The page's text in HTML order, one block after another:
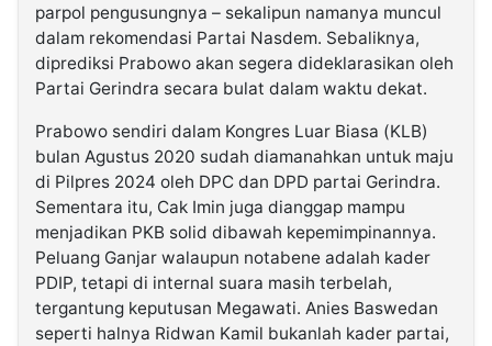
parpol pengusungnya – sekalipun namanya muncul
dalam rekomendasi Partai Nasdem. Sebaliknya,
diprediksi Prabowo akan segera dideklarasikan oleh
Partai Gerindra secara bulat dalam waktu dekat.
Prabowo sendiri dalam Kongres Luar Biasa (KLB)
bulan Agustus 2020 sudah diamanahkan untuk maju
di Pilpres 2024 oleh DPC dan DPD partai Gerindra.
Sementara itu, Cak Imin juga dianggap mampu
menjadikan PKB solid dibawah kepemimpinannya.
Peluang Ganjar walaupun notabene adalah kader
PDIP, tetapi di internal suara masih terbelah,
tergantung keputusan Megawati. Anies Baswedan
seperti halnya Ridwan Kamil bukanlah kader partai,